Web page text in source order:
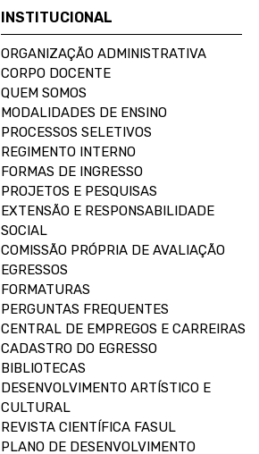
INSTITUCIONAL
ORGANIZAÇÃO ADMINISTRATIVA
CORPO DOCENTE
QUEM SOMOS
MODALIDADES DE ENSINO
PROCESSOS SELETIVOS
REGIMENTO INTERNO
FORMAS DE INGRESSO
PROJETOS E PESQUISAS
EXTENSÃO E RESPONSABILIDADE
SOCIAL
COMISSÃO PRÓPRIA DE AVALIAÇÃO
EGRESSOS
FORMATURAS
PERGUNTAS FREQUENTES
CENTRAL DE EMPREGOS E CARREIRAS
CADASTRO DO EGRESSO
BIBLIOTECAS
DESENVOLVIMENTO ARTÍSTICO E
CULTURAL
REVISTA CIENTÍFICA FASUL
PLANO DE DESENVOLVIMENTO